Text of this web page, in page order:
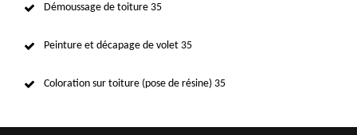
Démoussage de toiture 35
Peinture et décapage de volet 35
Coloration sur toiture (pose de résine) 35